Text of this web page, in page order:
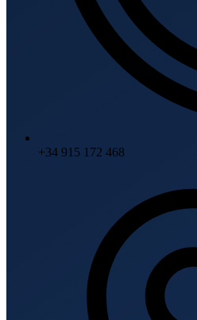
+34 915 172 468